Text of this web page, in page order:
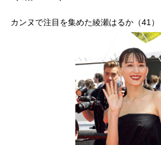
カンヌで注目を集めた綾瀬はるか（41）